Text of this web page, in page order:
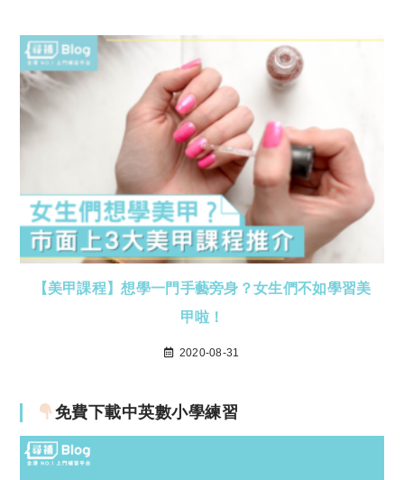
【美甲課程】想學一門手藝旁身？女生們不如學習美
甲啦！
2020-08-31
免費下載中英數小學練習